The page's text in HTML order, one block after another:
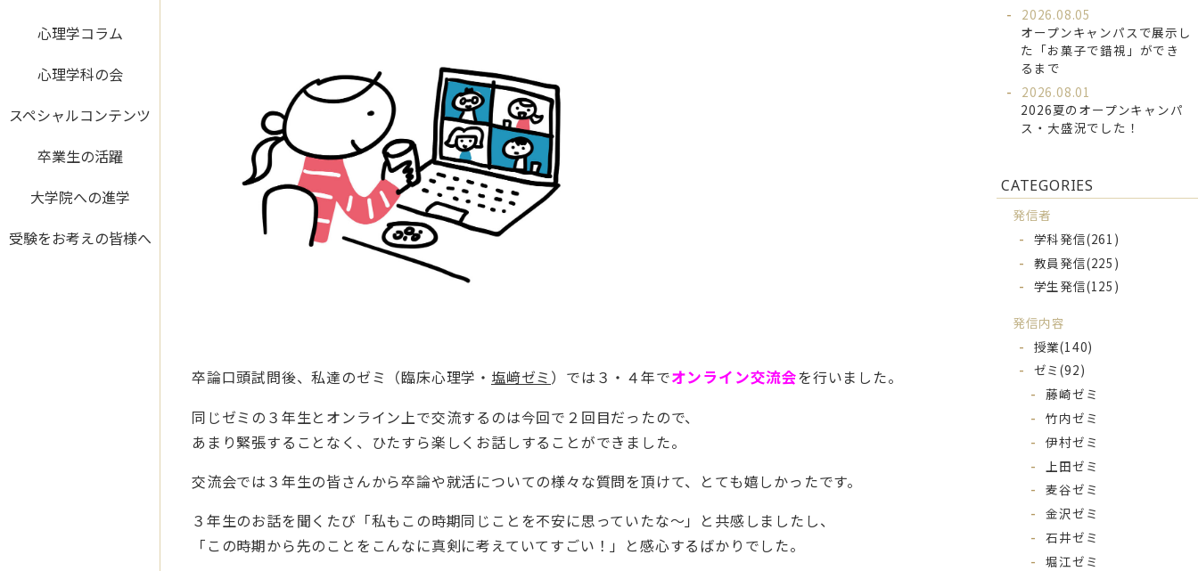
心理学コラム
心理学科の会
スペシャルコンテンツ
卒業生の活躍
大学院への進学
受験をお考えの皆様へ
卒論口頭試問後、私達のゼミ（臨床心理学・ 塩﨑ゼミ ）では３・４年でオンライン交流会を行いました。
同じゼミの３年生とオンライン上で交流するのは今回で２回目だったので、
あまり緊張することなく、ひたすら楽しくお話しすることができました。
交流会では３年生の皆さんから卒論や就活についての様々な質問を頂けて、とても嬉しかったです。
３年生のお話を聞くたび「私もこの時期同じことを不安に思っていたな～」と共感しましたし、
「この時期から先のことをこんなに真剣に考えていてすごい！」と感心するばかりでした。
2026.08.05
オープンキャンパスで展示し
た「お菓子で錯視」ができ
るまで
2026.08.01
2026夏のオープンキャンパ
ス・大盛況でした！
CATEGORIES
発信者
学科発信(261)
教員発信(225)
学生発信(125)
発信内容
授業(140)
ゼミ(92)
藤崎ゼミ
竹内ゼミ
伊村ゼミ
上田ゼミ
麦谷ゼミ
金沢ゼミ
石井ゼミ
堀江ゼミ